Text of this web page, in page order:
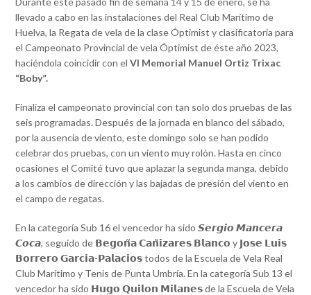
llevado a cabo en las instalaciones del Real Club Marítimo de
Huelva, la Regata de vela de la clase Óptimist y clasificatoria para
el Campeonato Provincial de vela Óptimist de éste año 2023,
haciéndola coincidir con elVI Memorial Manuel Ortiz Trixac
“Boby”.
Finaliza el campeonato provincial con tan solo dos pruebas de las
seis programadas. Después de la jornada en blanco del sábado,
por la ausencia de viento, este domingo solo se han podido
celebrar dos pruebas, con un viento muy rolón. Hasta en cinco
ocasiones el Comité tuvo que aplazar la segunda manga, debido
a los cambios de dirección y las bajadas de presión del viento en
el campo de regatas.
En la categoría Sub 16 el vencedor ha sido 𝙎𝙚𝙧𝙜𝙞𝙤 𝙈𝙖𝙣𝙘𝙚𝙧𝙖
𝘾𝙤𝙘𝙖, seguido de 𝗕𝗲𝗴𝗼𝗻̃𝗮 𝗖𝗮𝗻̃𝗶𝘇𝗮𝗿𝗲𝘀 𝗕𝗹𝗮𝗻𝗰𝗼 y 𝗝𝗼𝘀𝗲 𝗟𝘂𝗶𝘀
𝗕𝗼𝗿𝗿𝗲𝗿𝗼 𝗚𝗮𝗿𝗰𝗶𝗮-𝗣𝗮𝗹𝗮𝗰𝗶𝗼𝘀 todos de la Escuela de Vela Real
Club Marítimo y Tenis de Punta Umbría. En la categoría Sub 13 el
vencedor ha sido 𝗛𝘂𝗴𝗼 𝗤𝘂𝗶𝗹𝗼𝗻 𝗠𝗶𝗹𝗮𝗻𝗲𝘀 de la Escuela de Vela